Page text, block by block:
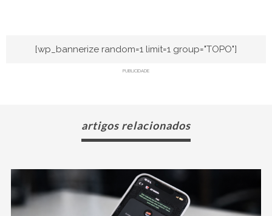
[wp_bannerize random=1 limit=1 group="TOPO"]
PUBLICIDADE
artigos relacionados